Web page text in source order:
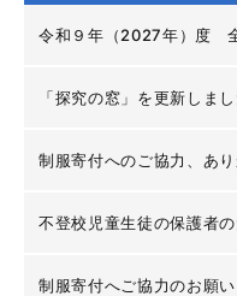
令和９年（2027年）度
「探究の窓」を更新しまし
制服寄付へのご協力、あ
不登校児童生徒の保護者
制服寄付へご協力のお願い